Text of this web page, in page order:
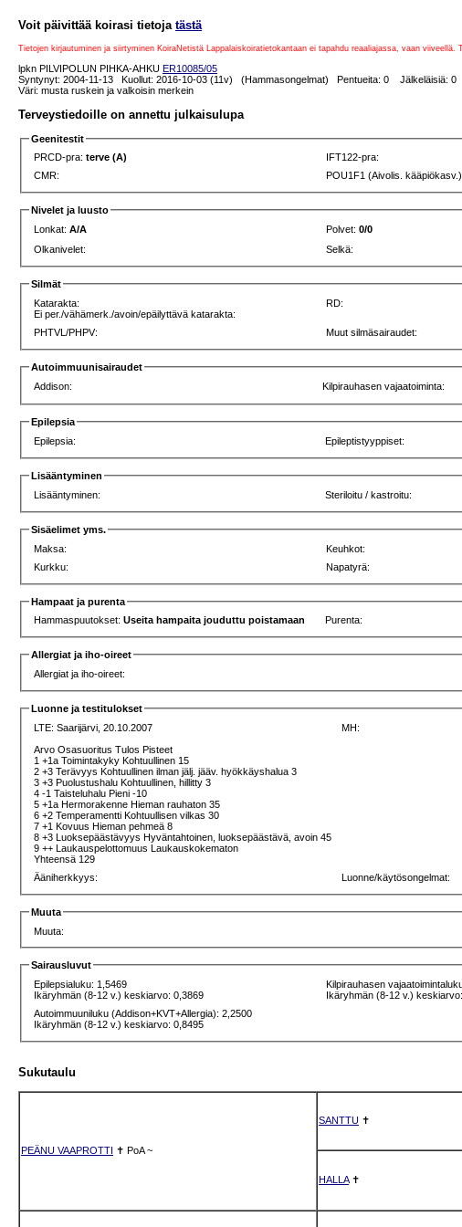
Voit päivittää koirasi tietoja tästä
Tietojen kirjautuminen ja siirtyminen KoiraNetistä Lappalaiskoiratietokantaan ei tapahdu reaaliajassa, vaan
lpkn PILVIPOLUN PIHKA-AHKU ER10085/05
Syntynyt: 2004-11-13 Kuollut: 2016-10-03 (11v) (Hammasongelmat) Pentueita: 0 Jälkeläisiä: 0
Väri: musta ruskein ja valkoisin merkein
Terveystiedoille on annettu julkaisulupa
Geenitestit
PRCD-pra:terve (A) IFT122-pra:
CMR:
POU1F1 (Aivolis.
Nivelet ja luusto
Lonkat:A/A Polvet:0/0
Olkanivelet:
Selkä:
Silmät
Katarakta:
Ei per./vähämerk./avoin/epäilyttävä katarakta:
RD:
PHTVL/PHPV: Muut silmäsairaudet:
Autoimmuunisairaudet
Addison:
Kilpirauhasen vajaatoiminta:
Epilepsia
Epilepsia:
Epileptistyyppiset:
Lisääntyminen
Lisääntyminen:
Steriloitu / kastroitu:
Sisäelimet yms.
Maksa:
Keuhkot:
Kurkku:
Napatyrä:
Hampaat ja purenta
Hammaspuutokset:Useita hampaita jouduttu poistamaan Purenta:
Allergiat ja iho-oireet
Allergiat ja iho-oireet:
Luonne ja testitulokset
LTE:Saarijärvi, 20.10.2007
Arvo Osasuoritus Tulos Pisteet
1 +1a Toimintakyky Kohtuullinen 15
2 +3 Terävyys Kohtuullinen ilman jälj. jääv. hyökkäyshalua 3
3 +3 Puolustushalu Kohtuullinen, hillitty 3
4 -1 Taisteluhalu Pieni -10
5 +1a Hermorakenne Hieman rauhaton 35
6 +2 Temperamentti Kohtuullisen vilkas 30
7 +1 Kovuus Hieman pehmeä 8
8 +3 Luoksepäästävyys Hyväntahtoinen, luoksepäästävä, avoin 45
9 ++ Laukauspelottomuus Laukauskokematon
Yhteensä 129
MH:
Ääniherkkyys: Luonne/käytösongelmat:
Muuta
Muuta:
Sairausluvut
Epilepsialuku: 1,5469
Ikäryhmän (8-12 v.) keskiarvo: 0,3869
Kilpirauhasen
Ikäryhmän (8-12 v.)
Autoimmuuniluku (Addison+KVT+Allergia): 2,2500
Ikäryhmän (8-12 v.) keskiarvo: 0,8495
Sukutaulu
PEÄNU VAAPROTTI ✝ PoA ~
SANTTU ✝
HALLA✝